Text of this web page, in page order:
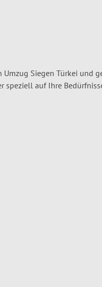
Siegen Türkei und
speziell auf Ihre